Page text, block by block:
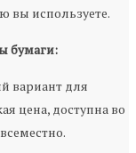
вы используете.
бумаги:
вариант для
цена, доступна во